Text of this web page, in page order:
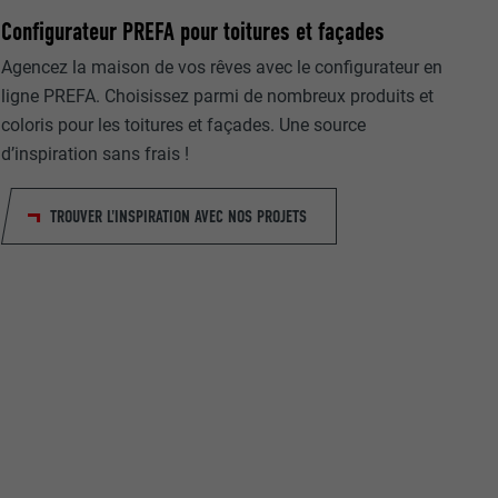
Configurateur PREFA pour toitures et façades
Agencez la maison de vos rêves avec le configurateur en
ligne PREFA. Choisissez parmi de nombreux produits et
coloris pour les toitures et façades. Une source
d’inspiration sans frais !
TROUVER L'INSPIRATION AVEC NOS PROJETS
Ne
Suivez-